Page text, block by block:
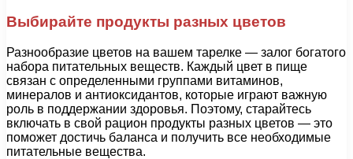
Выбирайте продукты разных цветов
Разнообразие цветов на вашем тарелке — залог богатого
набора питательных веществ. Каждый цвет в пище
связан с определенными группами витаминов,
минералов и антиоксидантов, которые играют важную
роль в поддержании здоровья. Поэтому, старайтесь
включать в свой рацион продукты разных цветов — это
поможет достичь баланса и получить все необходимые
питательные вещества.